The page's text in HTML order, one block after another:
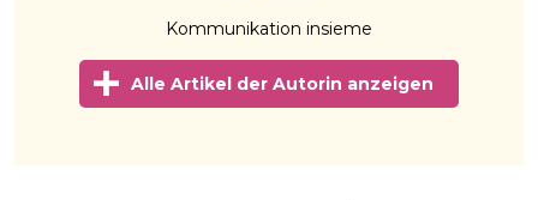
Kommunikation insieme
Alle Artikel der Autorin anzeigen